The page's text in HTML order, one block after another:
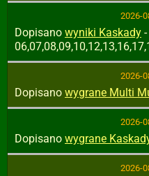
2026-
Dopisano wyniki Kaskady -
2026-
Dopisano wygrane Multi
2026-
Dopisano wygrane
2026-